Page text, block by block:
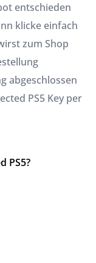
entschieden
klicke einfach
zum Shop
abgeschlossen
PS5 Key per
PS5?